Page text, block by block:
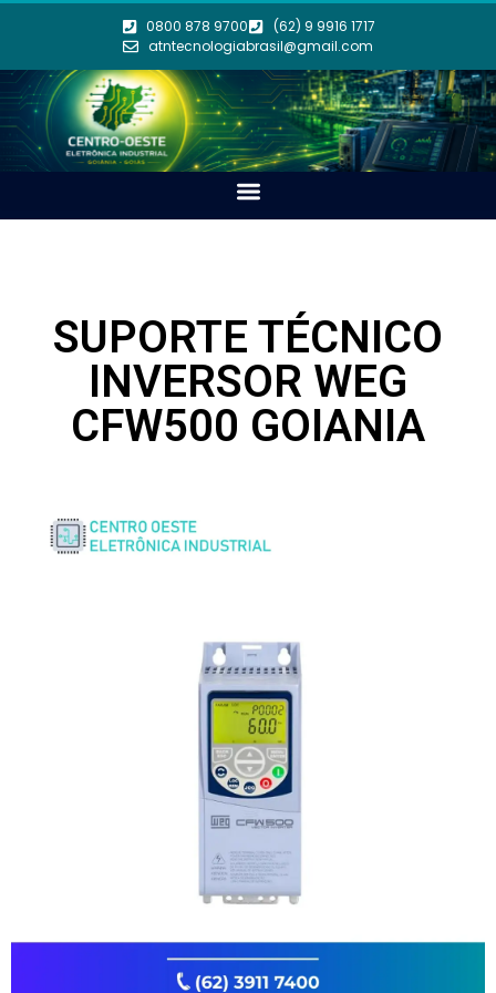
0800 878 9700
(62) 9 9916 1717
atntecnologiabrasil@gmail.com
SUPORTE TÉCNICO
INVERSOR WEG
CFW500 GOIANIA